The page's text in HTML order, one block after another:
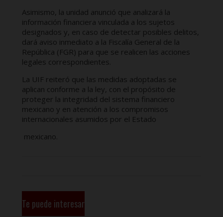
Asimismo, la unidad anunció que analizará la
información financiera vinculada a los sujetos
designados y, en caso de detectar posibles delitos,
dará aviso inmediato a la Fiscalía General de la
República (FGR) para que se realicen las acciones
legales correspondientes.
La UIF reiteró que las medidas adoptadas se
aplican conforme a la ley, con el propósito de
proteger la integridad del sistema financiero
mexicano y en atención a los compromisos
internacionales asumidos por el Estado
mexicano.
Te puede interesar